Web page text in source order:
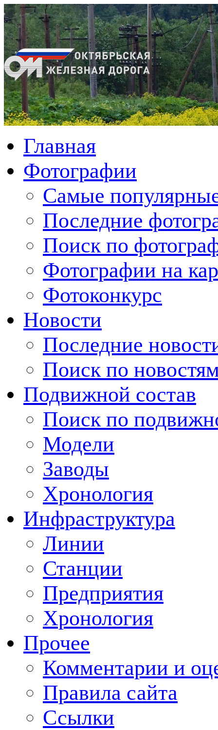
Главная
Фотографии
Cамые
Последние
Поиск по
Фотографии на
Фотоконкурс
Новости
Последние
Поиск по
Подвижной состав
Поиск по
Модели
Заводы
Хронология
Инфраструктура
Линии
Станции
Предприятия
Хронология
Прочее
Комментарии и
Правила сайта
Ссылки